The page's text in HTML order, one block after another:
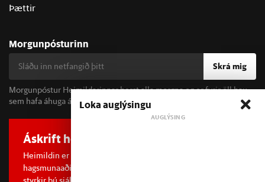
Þættir
Morgunpósturinn
Skrá mig
Morgunpóstur Heimildarinnar berst alla morgna og er fyrir öll þau
sem hafa áhuga á fréttum og þjóðfélagsumræðu.
Áskrift hefur áhrif
Heimildin er í dreifðu eignarhaldi og óháð
hagsmunaaðilum. Með því að kaupa áskrift að Heimildinni
Loka auglýsingu